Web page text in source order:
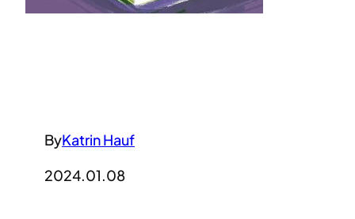
ByKatrin Hauf
2024.01.08